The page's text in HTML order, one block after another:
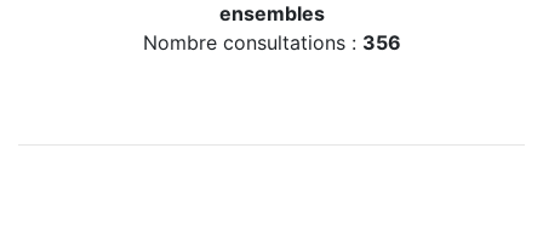
ensembles
Nombre consultations : 356